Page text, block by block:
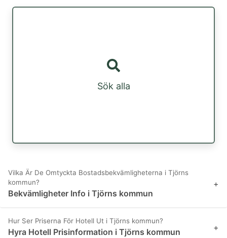
Sök alla
Vilka Är De Omtyckta Bostadsbekvämligheterna i Tjörns
kommun?
Bekvämligheter Info i Tjörns kommun
+
Hur Ser Priserna För Hotell Ut i Tjörns kommun?
Hyra Hotell Prisinformation i Tjörns kommun +